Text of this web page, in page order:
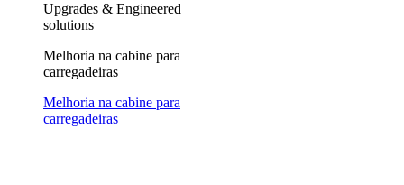
Upgrades & Engineered
solutions
Melhoria na cabine para
carregadeiras
Melhoria na cabine para
carregadeiras